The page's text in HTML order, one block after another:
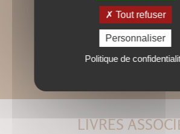
LIVRES
Tout refuser
Personnaliser
Politique de